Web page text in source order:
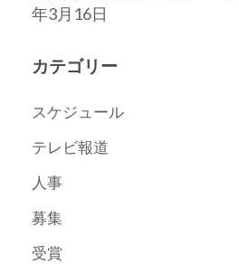
年3月16日
カテゴリー
スケジュール
テレビ報道
人事
募集
受賞